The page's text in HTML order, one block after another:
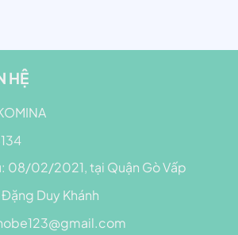
BẢO HÀNH SẢN PHẨM TẠI
BABY DIAMON
trang:Chính sách bảo hành
Baby Diamon
Xe điện cho bé Baby Diamon
Thành Phố Hồ Chí Minh
HỆ
08/02/2021, tại Quận Gò Vấp
Duy Khánh